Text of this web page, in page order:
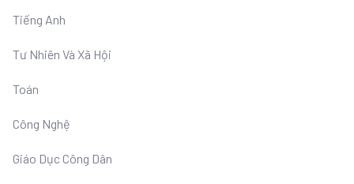
Tiếng Anh
Tư Nhiên Và Xã Hội
Toán
Công Nghệ
Giáo Dục Công Dân